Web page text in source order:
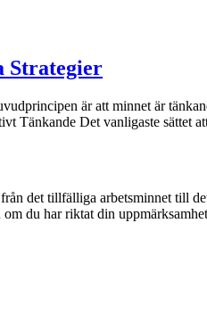
Strategier
är att minnet är
Tänkande Det vanligaste sättet
det tillfälliga arbetsminnet till
om du har riktat din